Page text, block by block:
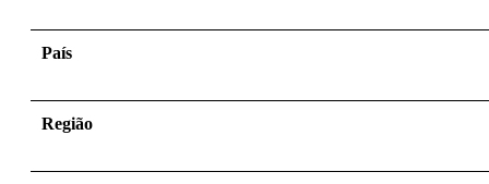
País
Região